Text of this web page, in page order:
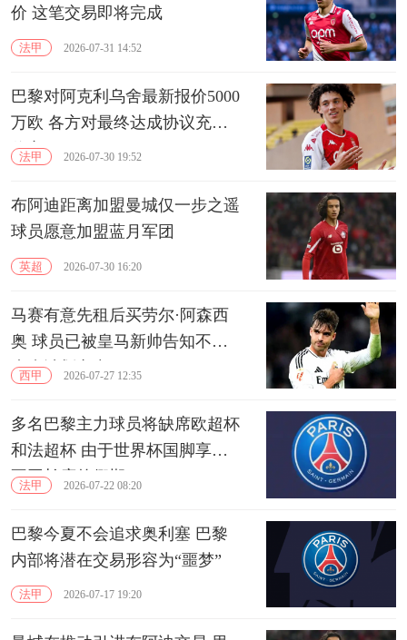
价 这笔交易即将完成
法甲 2026-07-31 14:52
巴黎对阿克利乌舍最新报价5000
万欧 各方对最终达成协议充满
信心
法甲 2026-07-30 19:52
布阿迪距离加盟曼城仅一步之遥
球员愿意加盟蓝月军团
英超 2026-07-30 16:20
马赛有意先租后买劳尔·阿森西
奥 球员已被皇马新帅告知不在
未来计划之中
西甲 2026-07-27 12:35
多名巴黎主力球员将缺席欧超杯
和法超杯 由于世界杯国脚享受
不同长度的假期
法甲 2026-07-22 08:20
巴黎今夏不会追求奥利塞 巴黎
内部将潜在交易形容为“噩梦”
法甲 2026-07-17 19:20